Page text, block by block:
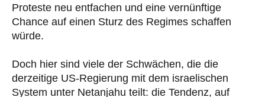
Proteste neu entfachen und eine vernünftige
Chance auf einen Sturz des Regimes schaffen
würde.
Doch hier sind viele der Schwächen, die die
derzeitige US-Regierung mit dem israelischen
System unter Netanjahu teilt: die Tendenz, auf